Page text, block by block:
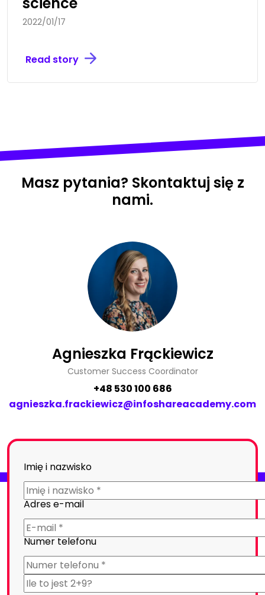
2022/01/17
Read story
Masz pytania? Skontaktuj się z
nami.
Agnieszka Frąckiewicz
Customer Success Coordinator
+48 530 100 686
agnieszka.frackiewicz@infoshareacademy.com
Imię i nazwisko
Adres e-mail
Numer telefonu